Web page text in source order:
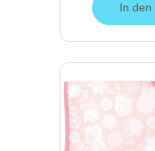
In den